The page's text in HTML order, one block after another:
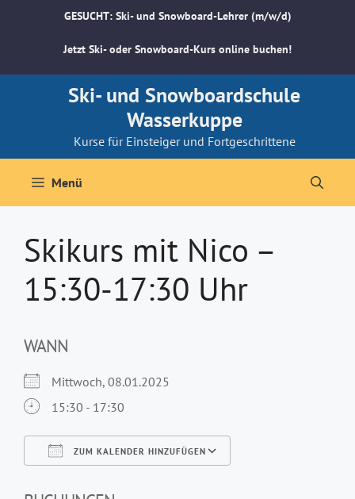
GESUCHT: Ski- und Snowboard-Lehrer (m/w/d)
Jetzt Ski- oder Snowboard-Kurs online buchen!
Ski- und Snowboardschule
Wasserkuppe
Kurse für Einsteiger und Fortgeschrittene
Menü
Skikurs mit Nico –
15:30-17:30 Uhr
WANN
Mittwoch, 08.01.2025
15:30 - 17:30
ZUM KALENDER HINZUFÜGEN